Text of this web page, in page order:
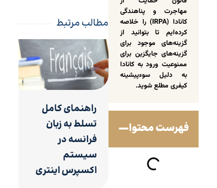
مهاجرت و پناهندگی
کانادا (IRPA) را خلاصه
کرده‌ایم تا بتوانید از
گزینه‌های موجود برای
گزینه‌های جایگزین برای
ممنوعیت ورود به کانادا
به دلیل سوءپیشینه
کیفری مطلع شوید.
فهرست محتوا
مطالب مرتبط
راهنمای کامل
تسلط به زبان
فرانسه در
سیستم
اکسپرس اینتری